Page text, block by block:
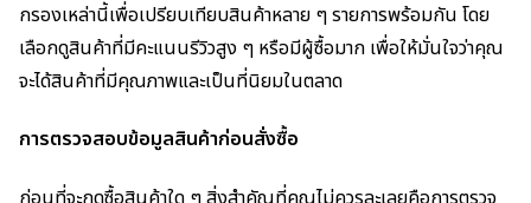
กรองเหล่านี้เพื่อเปรียบเทียบสินค้าหลาย ๆ รายการพร้อมกัน โดย
เลือกดูสินค้าที่มีคะแนนรีวิวสูง ๆ หรือมีผู้ซื้อมาก เพื่อให้มั่นใจว่าคุณ
จะได้สินค้าที่มีคุณภาพและเป็นที่นิยมในตลาด
การตรวจสอบข้อมูลสินค้าก่อนสั่งซื้อ